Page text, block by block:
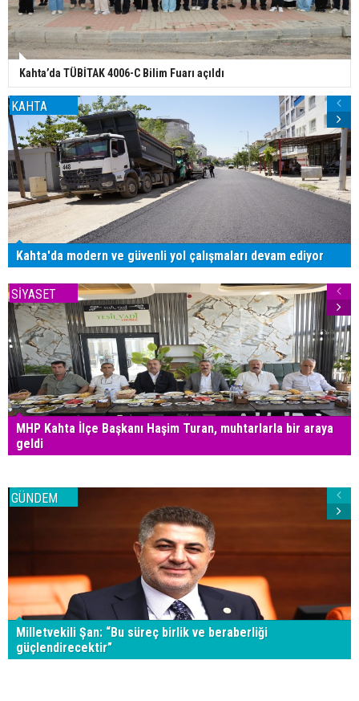
Kahta’da TÜBİTAK 4006-C Bilim Fuarı açıldı
KAHTA
Kahta'da modern ve güvenli yol çalışmaları devam ediyor
SİYASET
MHP Kahta İlçe Başkanı Haşim Turan, muhtarlarla bir araya
geldi
GÜNDEM
Milletvekili Şan: “Bu süreç birlik ve beraberliği
güçlendirecektir”